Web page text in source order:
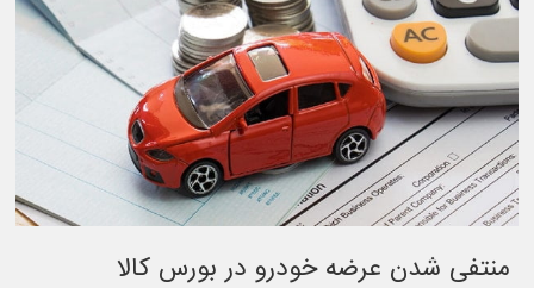
منتفی شدن عرضه خودرو در بورس کالا